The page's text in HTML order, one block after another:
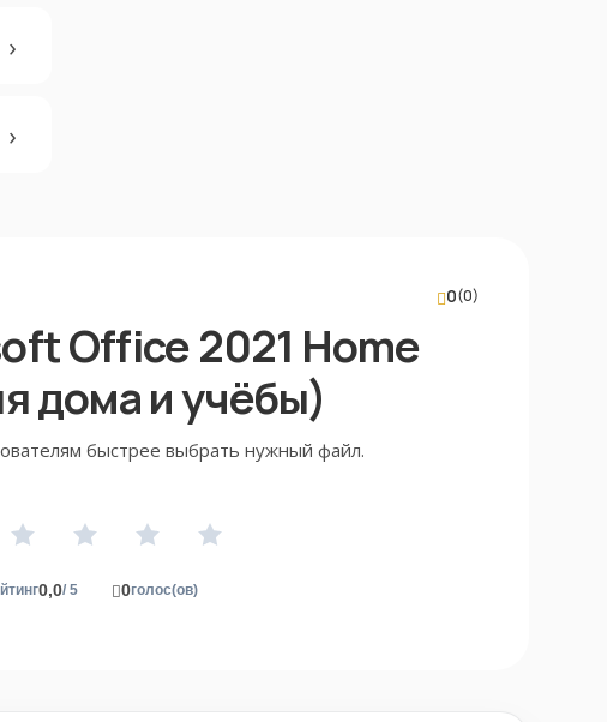
Office 2021 Home
дома и учёбы)
быстрее выбрать нужный файл.
0(0)
0,0/ 5 0голос(ов)